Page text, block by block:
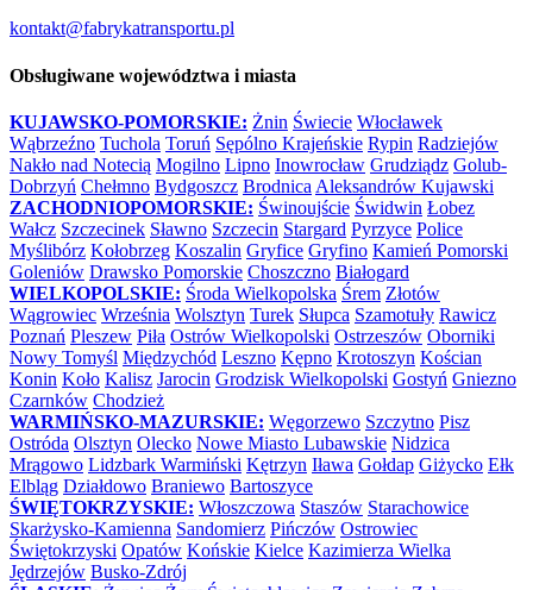
kontakt@fabrykatransportu.pl
Obsługiwane województwa i miasta
KUJAWSKO-POMORSKIE: Żnin Świecie Włocławek
Wąbrzeźno Tuchola Toruń Sępólno Krajeńskie Rypin Radziejów
Nakło nad Notecią Mogilno Lipno Inowrocław Grudziądz Golub-
Dobrzyń Chełmno Bydgoszcz Brodnica Aleksandrów Kujawski
ZACHODNIOPOMORSKIE: Świnoujście Świdwin Łobez
Wałcz Szczecinek Sławno Szczecin Stargard Pyrzyce Police
Myślibórz Kołobrzeg Koszalin Gryfice Gryfino Kamień Pomorski
Goleniów Drawsko Pomorskie Choszczno Białogard
WIELKOPOLSKIE: Środa Wielkopolska Śrem Złotów
Wągrowiec Września Wolsztyn Turek Słupca Szamotuły Rawicz
Poznań Pleszew Piła Ostrów Wielkopolski Ostrzeszów Oborniki
Nowy Tomyśl Międzychód Leszno Kępno Krotoszyn Kościan
Konin Koło Kalisz Jarocin Grodzisk Wielkopolski Gostyń Gniezno
Czarnków Chodzież
WARMIŃSKO-MAZURSKIE: Węgorzewo Szczytno Pisz
Ostróda Olsztyn Olecko Nowe Miasto Lubawskie Nidzica
Mrągowo Lidzbark Warmiński Kętrzyn Iława Gołdap Giżycko Ełk
Elbląg Działdowo Braniewo Bartoszyce
ŚWIĘTOKRZYSKIE: Włoszczowa Staszów Starachowice
Skarżysko-Kamienna Sandomierz Pińczów Ostrowiec
Świętokrzyski Opatów Końskie Kielce Kazimierza Wielka
Jędrzejów Busko-Zdrój